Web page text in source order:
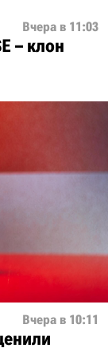
Вчера в 11:03
– клон
Вчера в 10:11